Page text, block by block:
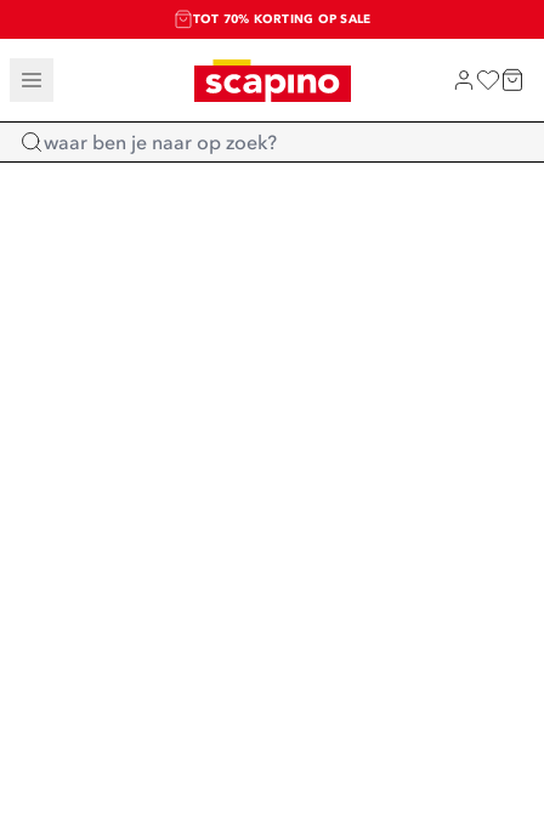
TOT 70% KORTING OP SALE
SALE: LAATSTE KANS!
SHOP NIEUW
Home